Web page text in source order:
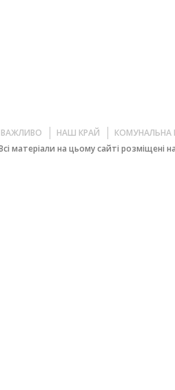
ВАЖЛИВО НАШ КРАЙ
КОМУНАЛЬНА
матеріали на цьому сайті розміщені